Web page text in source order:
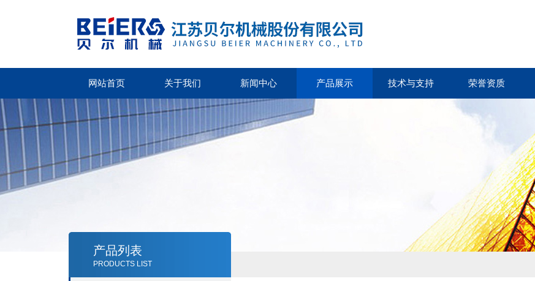
网站首页 关于我们 新闻中心 产品展示 技术与支持 荣誉资质
产品列表
PRODUCTS LIST